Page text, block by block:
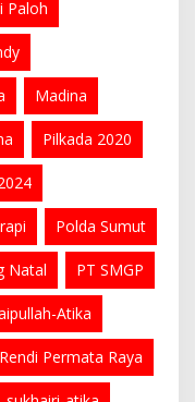
Paloh
Madina
Pilkada 2020
Polda Sumut
Natal PT SMGP
Atika
Permata Raya